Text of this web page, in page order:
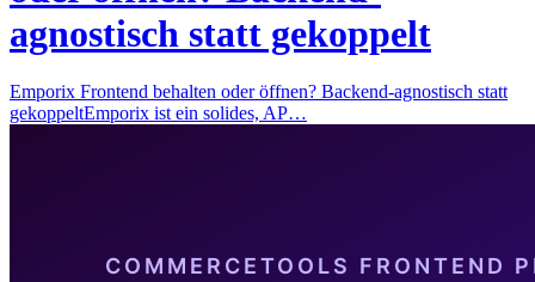
agnostisch statt gekoppelt
Emporix Frontend behalten oder öffnen? Backend-agnostisch statt
gekoppeltEmporix ist ein solides, AP…